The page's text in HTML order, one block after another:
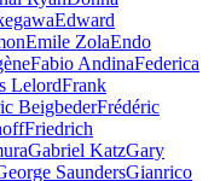
Edward
Emile ZolaEndo
Fabio AndinaFederica
LelordFrank
BeigbederFrédéric
Friedrich
Gabriel KatzGary
SaundersGianrico